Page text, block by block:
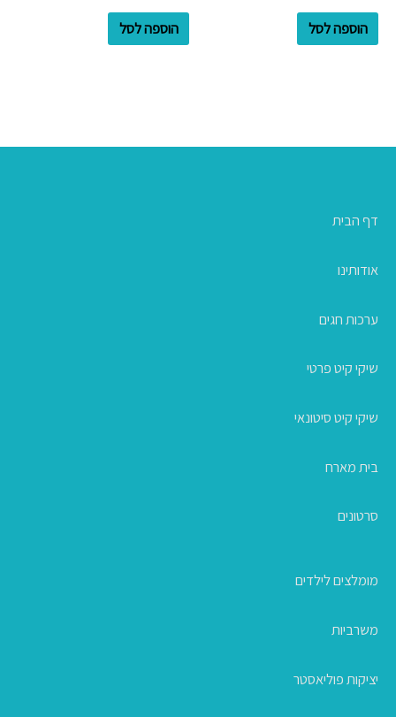
הוספה לסל הוספה לסל
דף הבית
אודותינו
ערכות חגים
שיקי קיט פרטי
שיקי קיט סיטונאי
בית מארח
סרטונים
מומלצים לילדים
משרביות
יציקות פוליאסטר